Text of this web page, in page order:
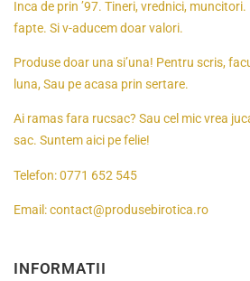
Inca de prin ’97. Tineri, vrednici,
fapte. Si v-aducem doar valori.
Produse doar una si’una! Pentru scris,
luna, Sau pe acasa prin sertare.
Ai ramas fara rucsac? Sau cel mic vrea
sac. Suntem aici pe felie!
Telefon:0771 652 545
Email:contact@produsebirotica.ro
INFORMATII